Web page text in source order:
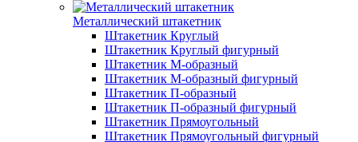
Металлический штакетник
Штакетник Круглый
Штакетник Круглый фигурный
Штакетник М-образный
Штакетник М-образный фигурный
Штакетник П-образный
Штакетник П-образный фигурный
Штакетник Прямоугольный
Штакетник Прямоугольный фигурный